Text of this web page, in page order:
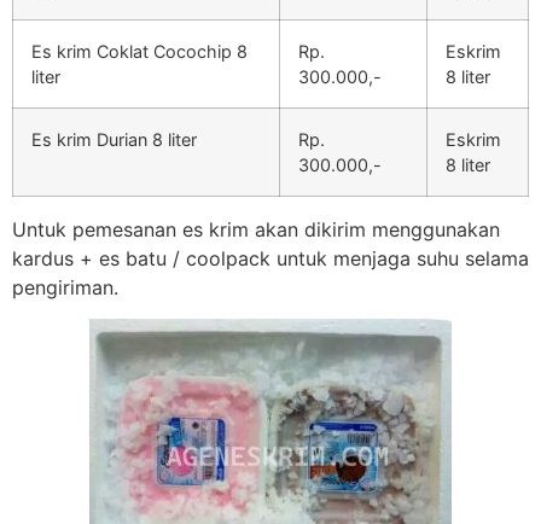
Es krim Coklat Cocochip 8
liter
Rp.
300.000,-
Eskrim
8 liter
Es krim Durian 8 liter
Rp.
300.000,-
Eskrim
8 liter
Untuk pemesanan es krim akan dikirim menggunakan
kardus + es batu / coolpack untuk menjaga suhu selama
pengiriman.